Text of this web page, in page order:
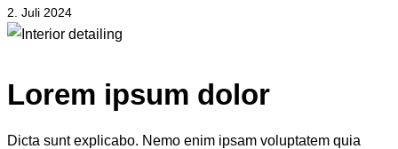
2. Juli 2024
Lorem ipsum dolor
Dicta sunt explicabo. Nemo enim ipsam voluptatem quia